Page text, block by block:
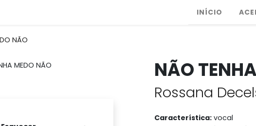
INÍCIO
NÃO
NÃO
Rossana
Característica: vocal